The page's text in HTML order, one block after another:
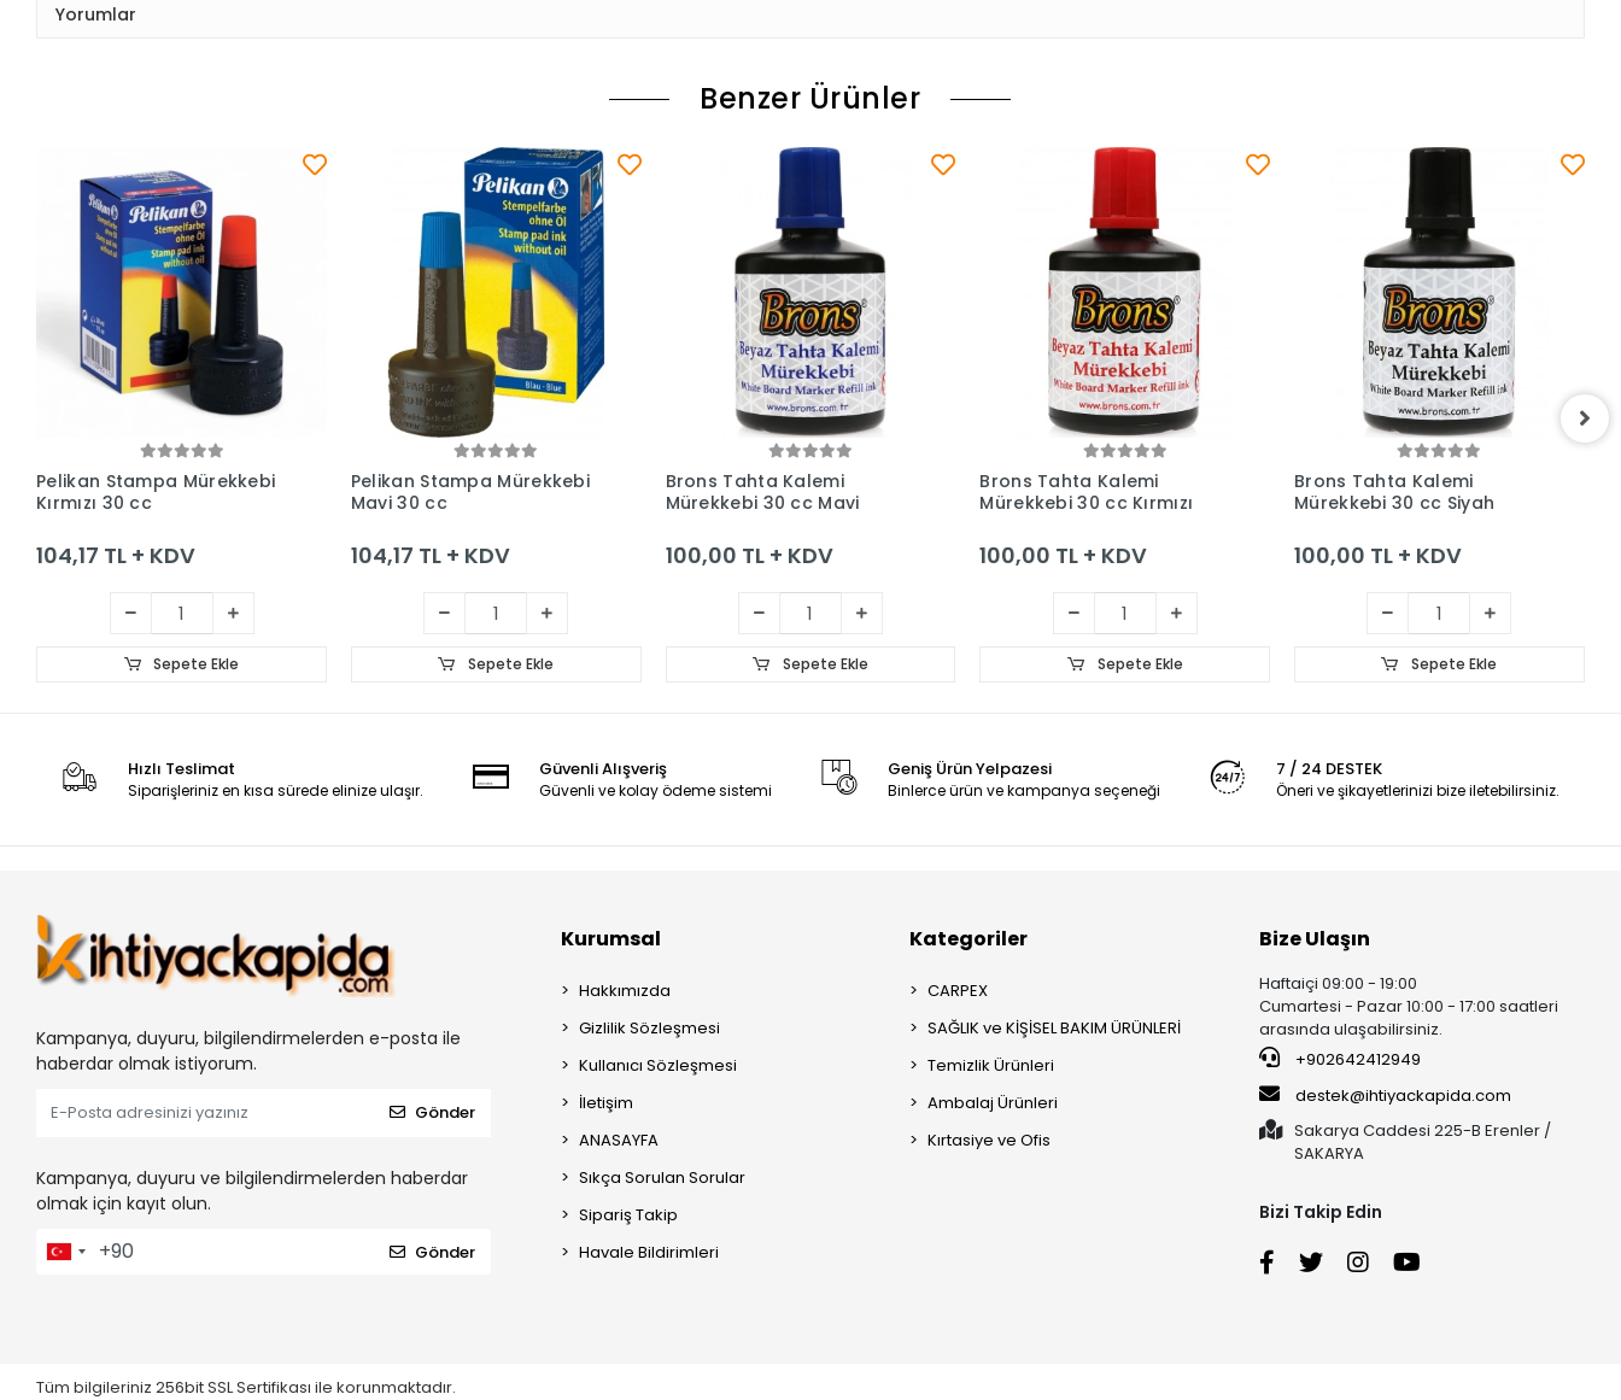
Yorumlar
Benzer Ürünler
Sepete Ekle
Pelikan Stampa Mürekkebi
Kırmızı 30 cc
104,17 TL + KDV
Sepete Ekle
Sepete Ekle
Pelikan Stampa Mürekkebi
Mavi 30 cc
104,17 TL + KDV
Sepete Ekle
Sepete Ekle
Brons Tahta Kalemi
Mürekkebi 30 cc Mavi
100,00 TL + KDV
Sepete Ekle
Sepete Ekle
Brons Tahta Kalemi
Mürekkebi 30 cc Kırmızı
100,00 TL + KDV
Sepete Ekle
Sepete Ekle
Brons Tahta Kalemi
Mürekkebi 30 cc Siyah
100,00 TL + KDV
Sepete Ekle
Hızlı Teslimat
Siparişleriniz en kısa sürede elinize ulaşır.
Güvenli Alışveriş
Güvenli ve kolay ödeme sistemi
Geniş Ürün Yelpazesi
Binlerce ürün ve kampanya seçeneği
7 / 24 DESTEK
Öneri ve şikayetlerinizi bize iletebilirsiniz.
Kampanya, duyuru, bilgilendirmelerden e-posta ile
haberdar olmak istiyorum.
Gönder
Kampanya, duyuru ve bilgilendirmelerden haberdar
olmak için kayıt olun.
Gönder
Kurumsal
Hakkımızda
Gizlilik Sözleşmesi
Kullanıcı Sözleşmesi
İletişim
ANASAYFA
Sıkça Sorulan Sorular
Sipariş Takip
Havale Bildirimleri
Kategoriler
CARPEX
SAĞLIK ve KİŞİSEL BAKIM ÜRÜNLERİ
Temizlik Ürünleri
Ambalaj Ürünleri
Kırtasiye ve Ofis
Bize Ulaşın
Haftaiçi 09:00 - 19:00
Cumartesi - Pazar 10:00 - 17:00 saatleri
arasında ulaşabilirsiniz.
+902642412949
destek@ihtiyackapida.com
Sakarya Caddesi 225-B Erenler /
SAKARYA
Bizi Takip Edin
Tüm bilgileriniz 256bit SSL Sertifikası ile korunmaktadır.